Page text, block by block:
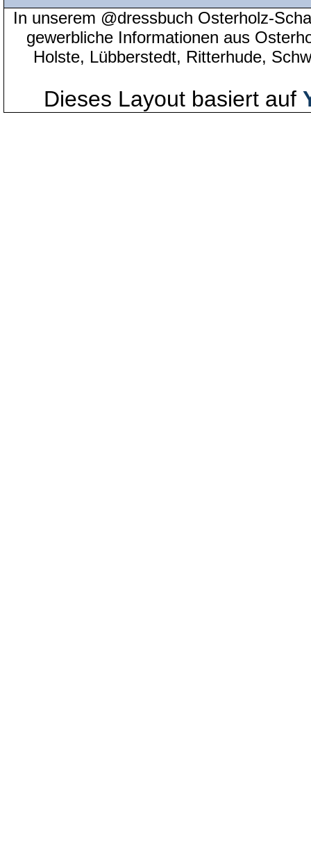
In unserem @dressbuch Osterholz-
gewerbliche Informationen aus
Holste, Lübberstedt, Ritterhude,
Dieses Layout basiert auf